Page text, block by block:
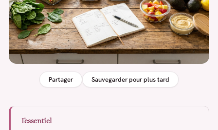
Partager Sauvegarder pour plus tard
L'essentiel